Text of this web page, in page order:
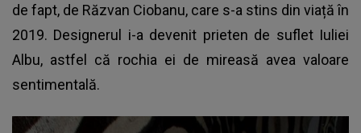
de fapt, de Răzvan Ciobanu, care s-a stins din viață în
2019. Designerul i-a devenit prieten de suflet Iuliei
Albu, astfel că rochia ei de mireasă avea valoare
sentimentală.